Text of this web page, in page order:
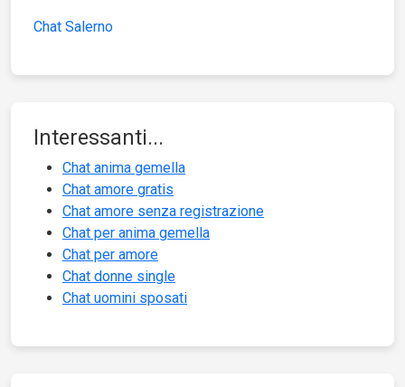
Chat Salerno
Interessanti...
Chat anima gemella
Chat amore gratis
Chat amore senza registrazione
Chat per anima gemella
Chat per amore
Chat donne single
Chat uomini sposati